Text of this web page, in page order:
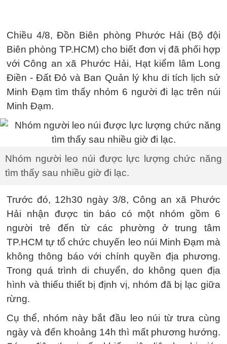
Chiều 4/8, Đồn Biên phòng Phước Hải (Bộ đội
Biên phòng TP.HCM) cho biết đơn vị đã phối hợp
với Công an xã Phước Hải, Hạt kiểm lâm Long
Điền - Đất Đỏ và Ban Quản lý khu di tích lịch sử
Minh Đạm tìm thấy nhóm 6 người đi lạc trên núi
Minh Đạm.
Nhóm người leo núi được lực lượng chức năng
tìm thấy sau nhiều giờ đi lạc.
Trước đó, 12h30 ngày 3/8, Công an xã Phước
Hải nhận được tin báo có một nhóm gồm 6
người trẻ đến từ các phường ở trung tâm
TP.HCM tự tổ chức chuyến leo núi Minh Đạm mà
không thông báo với chính quyền địa phương.
Trong quá trình di chuyển, do không quen địa
hình và thiếu thiết bị định vị, nhóm đã bị lạc giữa
rừng.
Cụ thể, nhóm này bắt đầu leo núi từ trưa cùng
ngày và đến khoảng 14h thì mất phương hướng.